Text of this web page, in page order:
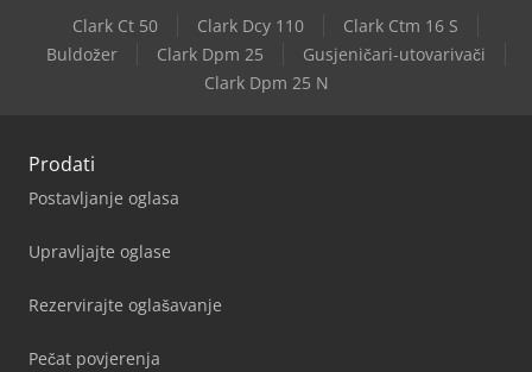
Clark Ct 50 Clark Dcy 110
Clark Ctm 16 S
Buldožer
Clark Dpm 25
Gusjeničari-utovarivači
Clark Dpm 25 N
Prodati
Postavljanje oglasa
Upravljajte oglase
Rezervirajte oglašavanje
Pečat povjerenja